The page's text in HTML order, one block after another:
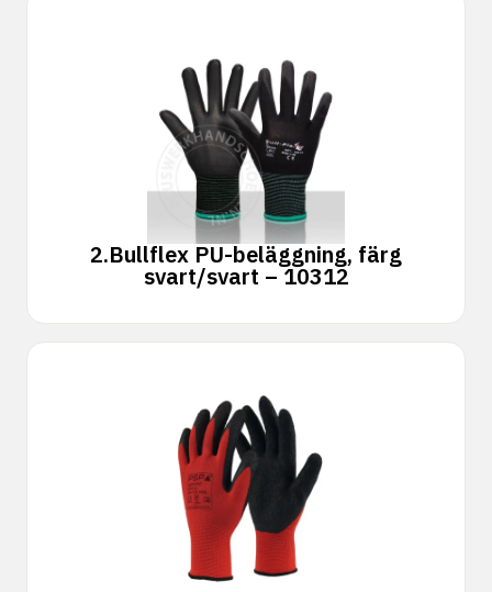
2.Bullflex PU-beläggning, färg
svart/svart – 10312